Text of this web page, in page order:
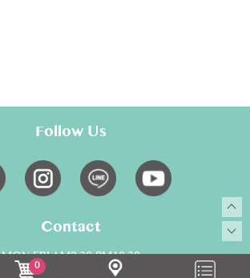
Follow Us
Contact
MON-FRI AM9:30-PM18:30
0